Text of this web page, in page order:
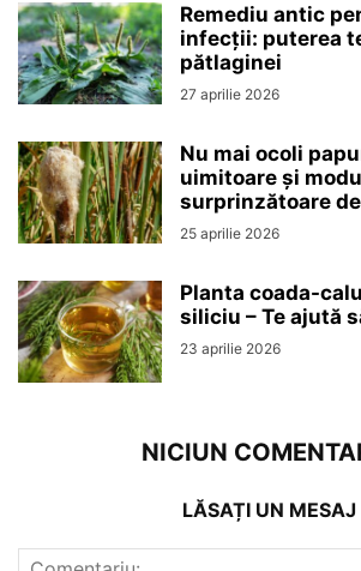
Remediu antic
infecții: puterea
pătlaginei
27 aprilie 2026
Nu mai ocoli
uimitoare și
surprinzătoare
25 aprilie 2026
Planta coada-
siliciu – Te ajută
23 aprilie 2026
NICIUN
LĂSAȚI UN MESAJ